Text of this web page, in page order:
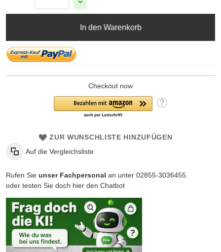
In den Warenkorb
Checkout now
ZUR WUNSCHLISTE HINZUFÜGEN
Auf die Vergleichsliste
Rufen Sie unser Fachpersonal an unter 02855-3036455.
oder testen Sie doch hier den Chatbot